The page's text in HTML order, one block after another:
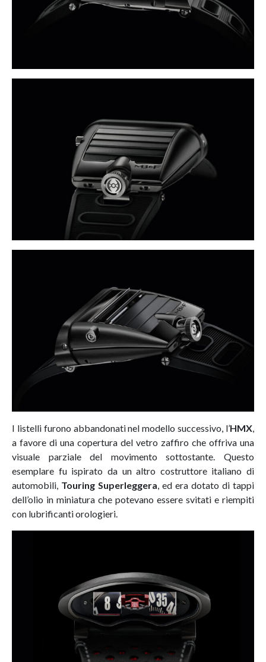
I listelli furono abbandonati nel modello successivo, l’HMX,
a favore di una copertura del vetro zaffiro che offriva una
visuale parziale del movimento sottostante. Questo
esemplare fu ispirato da un altro costruttore italiano di
automobili, Touring Superleggera, ed era dotato di tappi
dell’olio in miniatura che potevano essere svitati e riempiti
con lubrificanti orologieri.